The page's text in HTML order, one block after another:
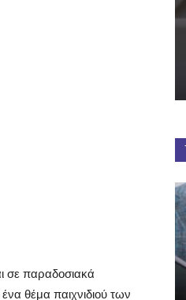
σε παραδοσιακά
θέμα παιχνιδιού των